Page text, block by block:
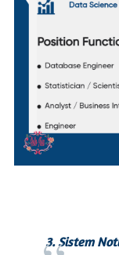
3. Sistem